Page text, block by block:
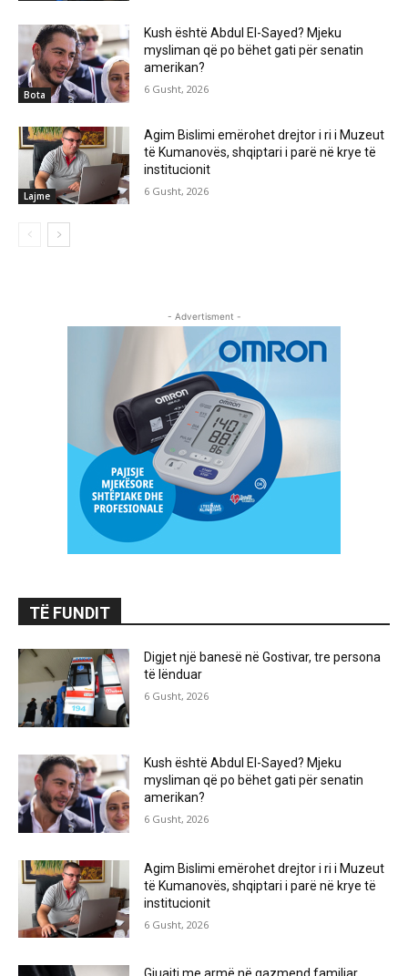
Bota
Kush është Abdul El-Sayed? Mjeku
mysliman që po bëhet gati për senatin
amerikan?
6 Gusht, 2026
Lajme
Agim Bislimi emërohet drejtor i ri i Muzeut
të Kumanovës, shqiptari i parë në krye të
institucionit
6 Gusht, 2026
- Advertisment -
TË FUNDIT
Digjet një banesë në Gostivar, tre persona
të lënduar
6 Gusht, 2026
Kush është Abdul El-Sayed? Mjeku
mysliman që po bëhet gati për senatin
amerikan?
6 Gusht, 2026
Agim Bislimi emërohet drejtor i ri i Muzeut
të Kumanovës, shqiptari i parë në krye të
institucionit
6 Gusht, 2026